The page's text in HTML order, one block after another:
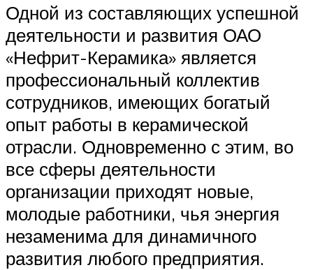
Одной из составляющих успешной
деятельности и развития ОАО
«Нефрит-Керамика» является
профессиональный коллектив
сотрудников, имеющих богатый
опыт работы в керамической
отрасли. Одновременно с этим, во
все сферы деятельности
организации приходят новые,
молодые работники, чья энергия
незаменима для динамичного
развития любого предприятия.